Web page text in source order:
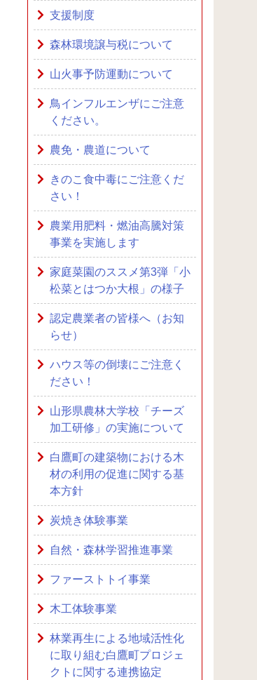
支援制度
森林環境譲与税について
山火事予防運動について
鳥インフルエンザにご注意
ください。
農免・農道について
きのこ食中毒にご注意くだ
さい！
農業用肥料・燃油高騰対策
事業を実施します
家庭菜園のススメ第3弾「小
松菜とはつか大根」の様子
認定農業者の皆様へ（お知
らせ）
ハウス等の倒壊にご注意く
ださい！
山形県農林大学校「チーズ
加工研修」の実施について
白鷹町の建築物における木
材の利用の促進に関する基
本方針
炭焼き体験事業
自然・森林学習推進事業
ファーストトイ事業
木工体験事業
林業再生による地域活性化
に取り組む白鷹町プロジェ
クトに関する連携協定